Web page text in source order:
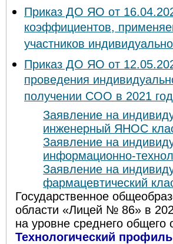
Приказ ДО ЯО от
коэффициентов,
участников
Приказ ДО ЯО от
проведения
получении СОО в 2021
Заявление на
инженерный ЯНОС
Заявление на
информационно-
Заявление на
фармацевтический
Государственное
области «Лицей № 86» в
на уровне среднего
Технологический